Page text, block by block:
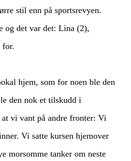
stil enn på sportsrevyen.
og det var det: Lina (2),
for.
hjem, som for noen ble den
den nok et tilskudd i
vi vant på andre fronter: Vi
Vi satte kursen hjemover
morsomme tanker om neste